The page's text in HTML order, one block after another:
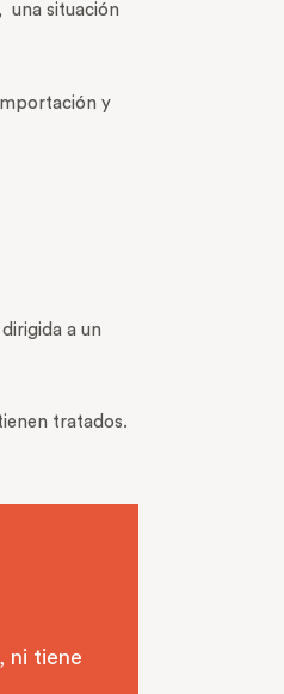
una situación
y
a un
tratados.
ni tiene